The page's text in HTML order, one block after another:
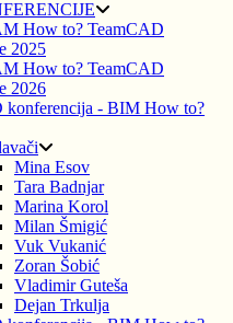
How to? TeamCAD
2025
How to? TeamCAD
2026
konferencija - BIM How to?
Mina Esov
Tara Badnjar
Marina Korol
Milan Šmigić
Vuk Vukanić
Zoran Šobić
Vladimir Guteša
Dejan Trkulja